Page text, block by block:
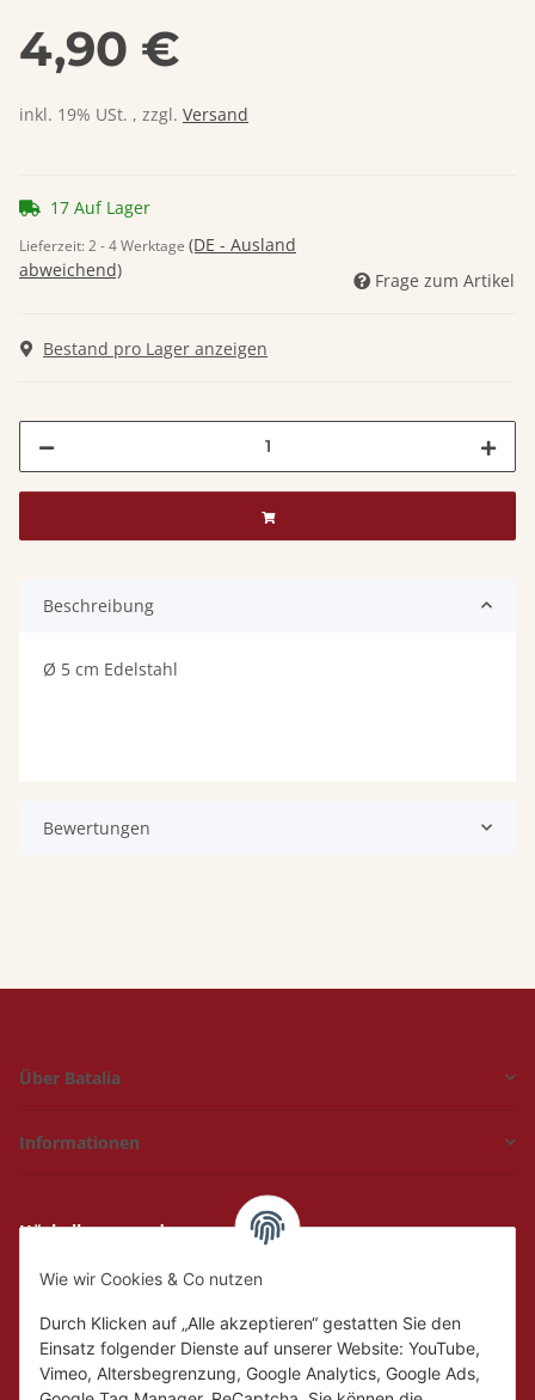
Wie wir Cookies & Co nutzen
Durch Klicken auf „Alle akzeptieren“ gestatten Sie den
Einsatz folgender Dienste auf unserer Website: YouTube,
Vimeo, Altersbegrenzung, Google Analytics, Google Ads,
4,90 €
inkl. 19% USt. , zzgl. Versand
17 Auf Lager
Lieferzeit: 2 - 4 Werktage (DE - Ausland
abweichend)
Frage zum Artikel
Bestand pro Lager anzeigen
Beschreibung
Ø 5 cm Edelstahl
Bewertungen
Über Batalia
Informationen
Hückelhoven und
Mo.
Ruhetag
Di. - Fr.
10:00 - 18:00
10:00 - 14:00